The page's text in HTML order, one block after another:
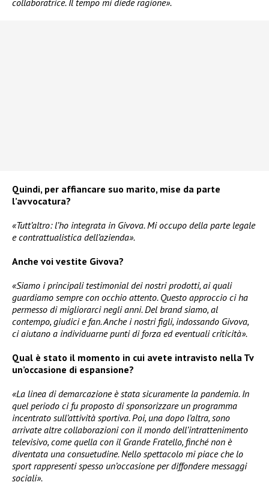
collaboratrice. Il tempo mi diede ragione».
Quindi, per affiancare suo marito, mise da parte
l’avvocatura?
«Tutt’altro: l’ho integrata in Givova. Mi occupo della parte legale
e contrattualistica dell’azienda».
Anche voi vestite Givova?
«Siamo i principali testimonial dei nostri prodotti, ai quali
guardiamo sempre con occhio attento. Questo approccio ci ha
permesso di migliorarci negli anni. Del brand siamo, al
contempo, giudici e fan. Anche i nostri figli, indossando Givova,
ci aiutano a individuarne punti di forza ed eventuali criticità».
Qual è stato il momento in cui avete intravisto nella Tv
un’occasione di espansione?
«La linea di demarcazione è stata sicuramente la pandemia. In
quel periodo ci fu proposto di sponsorizzare un programma
incentrato sull’attività sportiva. Poi, una dopo l’altra, sono
arrivate altre collaborazioni con il mondo dell’intrattenimento
televisivo, come quella con il Grande Fratello, finché non è
diventata una consuetudine. Nello spettacolo mi piace che lo
sport rappresenti spesso un’occasione per diffondere messaggi
sociali».